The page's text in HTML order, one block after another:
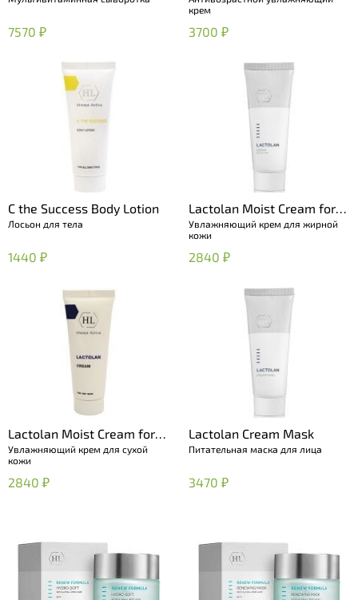
7570 ₽
крем
3700 ₽
C the Success Body Lotion
Лосьон для тела
1440 ₽
Lactolan Moist Cream for
oily skin
Увлажняющий крем для жирной
кожи
2840 ₽
Lactolan Moist Cream for
dry skin
Увлажняющий крем для сухой
кожи
2840 ₽
Lactolan Cream Mask
Питательная маска для лица
3470 ₽